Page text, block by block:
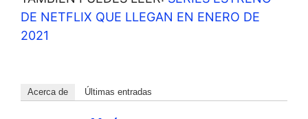
DE NETFLIX QUE LLEGAN EN ENERO DE
2021
Acerca de Últimas entradas